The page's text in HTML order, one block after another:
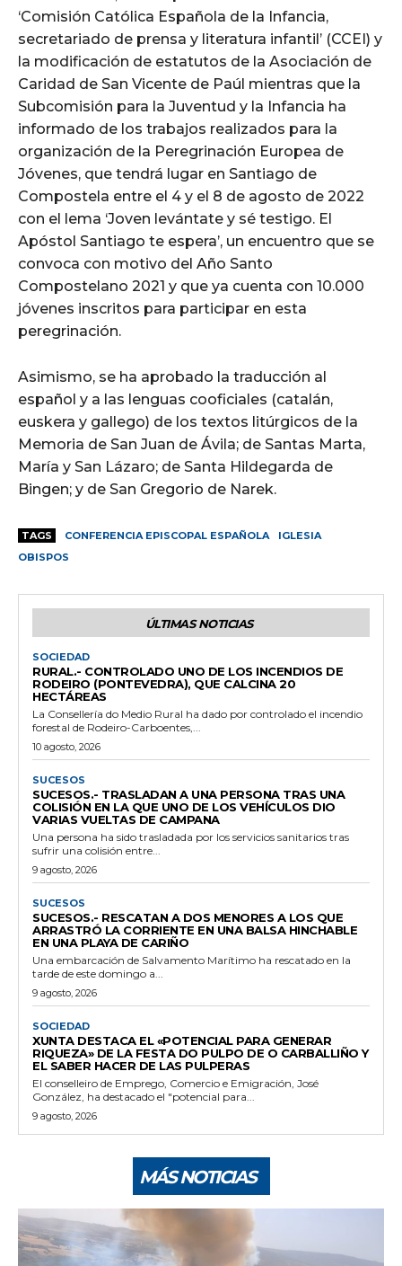
‘Comisión Católica Española de la Infancia,
secretariado de prensa y literatura infantil’ (CCEI) y
la modificación de estatutos de la Asociación de
Caridad de San Vicente de Paúl mientras que la
Subcomisión para la Juventud y la Infancia ha
informado de los trabajos realizados para la
organización de la Peregrinación Europea de
Jóvenes, que tendrá lugar en Santiago de
Compostela entre el 4 y el 8 de agosto de 2022
con el lema ‘Joven levántate y sé testigo. El
Apóstol Santiago te espera’, un encuentro que se
convoca con motivo del Año Santo
Compostelano 2021 y que ya cuenta con 10.000
jóvenes inscritos para participar en esta
peregrinación.
Asimismo, se ha aprobado la traducción al
español y a las lenguas cooficiales (catalán,
euskera y gallego) de los textos litúrgicos de la
Memoria de San Juan de Ávila; de Santas Marta,
María y San Lázaro; de Santa Hildegarda de
Bingen; y de San Gregorio de Narek.
TAGS CONFERENCIA EPISCOPAL ESPAÑOLA
IGLESIA
OBISPOS
ÚLTIMAS NOTICIAS
SOCIEDAD
RURAL.- CONTROLADO UNO DE LOS INCENDIOS DE
RODEIRO (PONTEVEDRA), QUE CALCINA 20
HECTÁREAS
La Consellería do Medio Rural ha dado por controlado el incendio
forestal de Rodeiro-Carboentes,...
10 agosto, 2026
SUCESOS
SUCESOS.- TRASLADAN A UNA PERSONA TRAS UNA
COLISIÓN EN LA QUE UNO DE LOS VEHÍCULOS DIO
VARIAS VUELTAS DE CAMPANA
Una persona ha sido trasladada por los servicios sanitarios tras
sufrir una colisión entre...
9 agosto, 2026
SUCESOS
SUCESOS.- RESCATAN A DOS MENORES A LOS QUE
ARRASTRÓ LA CORRIENTE EN UNA BALSA HINCHABLE
EN UNA PLAYA DE CARIÑO
Una embarcación de Salvamento Marítimo ha rescatado en la
tarde de este domingo a...
9 agosto, 2026
SOCIEDAD
XUNTA DESTACA EL «POTENCIAL PARA GENERAR
RIQUEZA» DE LA FESTA DO PULPO DE O CARBALLIÑO Y
EL SABER HACER DE LAS PULPERAS
El conselleiro de Emprego, Comercio e Emigración, José
González, ha destacado el "potencial para...
9 agosto, 2026
MÁS NOTICIAS